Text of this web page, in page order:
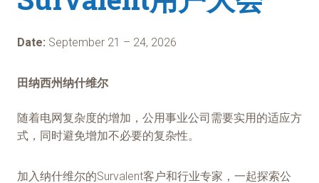
Date: September 21 – 24, 2026
田纳西州纳什维尔
随着电网复杂度的增加，公用事业公司需要实用的适应方
式，同时避免增加不必要的复杂性。
加入纳什维尔的Survalent客户和行业专家，一起探索公